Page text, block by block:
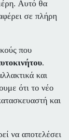
Αυτό θα
σε πλήρη
που
.
και
ότι το νέο
και
να αποτελέσει